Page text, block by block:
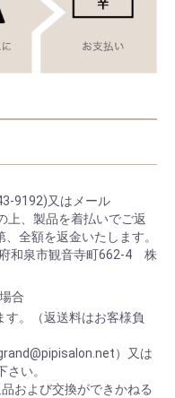
9192)又はメール
上、製品を着払いでご返
全額を返金いたします。
和泉市観音寺町662-4 株
合
。（返送料はお客様負
）又は
い。
および交換ができかねる